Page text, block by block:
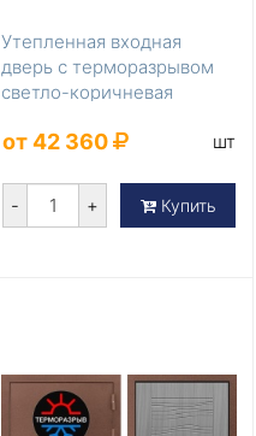
Утепленная входная
дверь с терморазрывом
светло-коричневая
от 42 360 шт
- + Купить